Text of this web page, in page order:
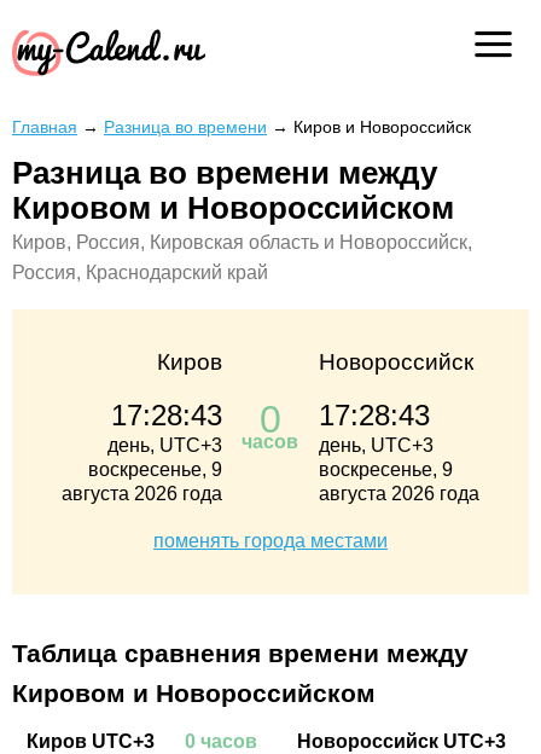
Главная → Разница во времени → Киров и Новороссийск
Разница во времени между
Кировом и Новороссийском
Киров, Россия, Кировская область и Новороссийск,
Россия, Краснодарский край
Киров Новороссийск
17:28:43
день, UTC+3
воскресенье, 9
августа 2026 года
0
часов
17:28:43
день, UTC+3
воскресенье, 9
августа 2026 года
поменять города местами
Таблица сравнения времени между
Кировом и Новороссийском
Киров UTC+3 0 часов Новороссийск UTC+3